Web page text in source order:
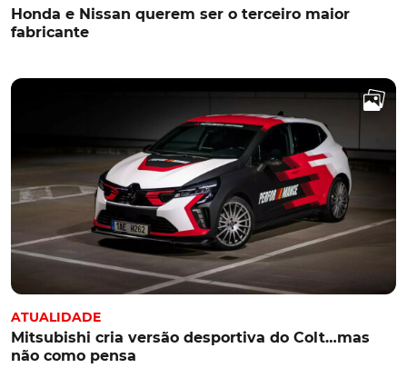
Honda e Nissan querem ser o terceiro maior
fabricante
ATUALIDADE
Mitsubishi cria versão desportiva do Colt…mas
não como pensa